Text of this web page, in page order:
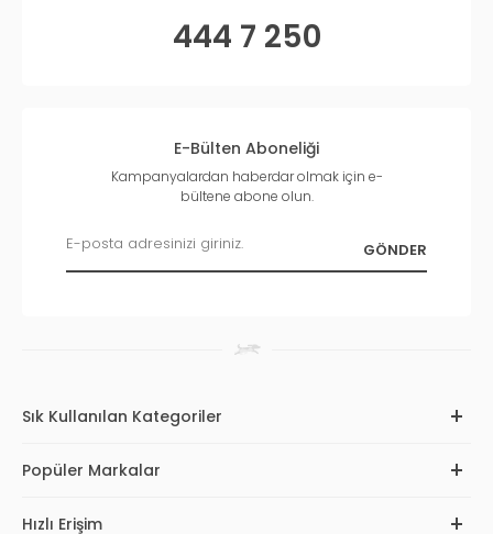
444 7 250
E-Bülten Aboneliği
Kampanyalardan haberdar olmak için e-
bültene abone olun.
Sık Kullanılan Kategoriler
Popüler Markalar
Hızlı Erişim